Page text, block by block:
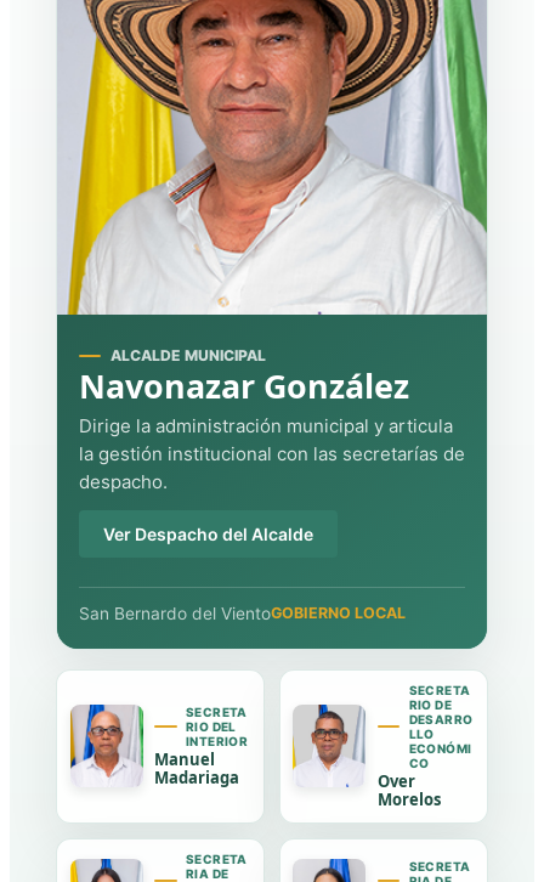
ALCALDE MUNICIPAL
Navonazar González
Dirige la administración municipal y articula
la gestión institucional con las secretarías de
despacho.
Ver Despacho del Alcalde
San Bernardo del VientoGOBIERNO LOCAL
SECRETA
RIO DEL
INTERIOR
Manuel
Madariaga
SECRETA
RIO DE
DESARRO
LLO
ECONÓMI
CO
Over
Morelos
SECRETA
RIA DE
SECRETA